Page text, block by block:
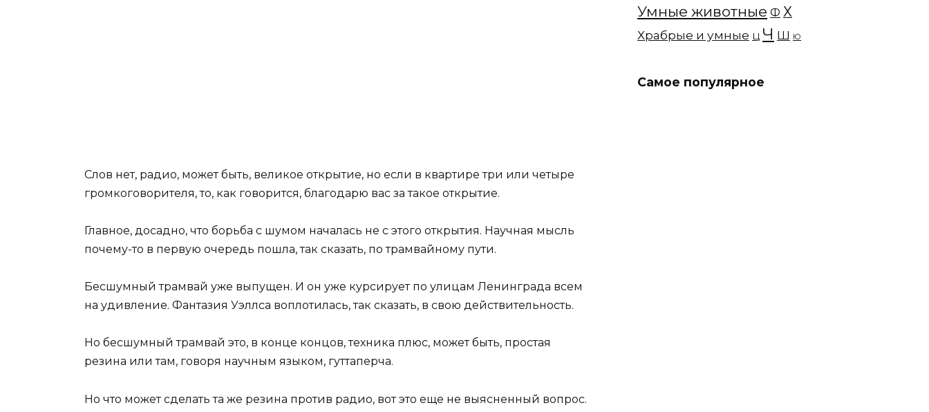
Слов нет, радио, может быть, великое открытие, но если в квартире три или четыре
громкоговорителя, то, как говорится, благодарю вас за такое открытие.
Главное, досадно, что борьба с шумом началась не с этого открытия. Научная мысль
почему-то в первую очередь пошла, так сказать, по трамвайному пути.
Бесшумный трамвай уже выпущен. И он уже курсирует по улицам Ленинграда всем
на удивление. Фантазия Уэллса воплотилась, так сказать, в свою действительность.
Но бесшумный трамвай это, в конце концов, техника плюс, может быть, простая
резина или там, говоря научным языком, гуттаперча.
Но что может сделать та же резина против радио, вот это еще не выясненный вопрос.
Умные животные Ф Х
Храбрые и умные Ц Ч Ш Ю
Самое популярное